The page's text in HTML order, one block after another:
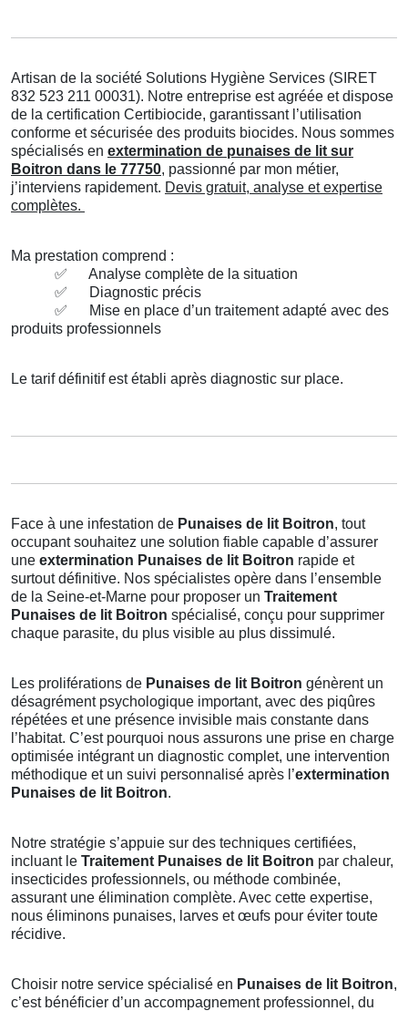
Artisan de la société Solutions Hygiène Services (SIRET
832 523 211 00031). Notre entreprise est agréée et dispose
de la certification Certibiocide, garantissant l’utilisation
conforme et sécurisée des produits biocides. Nous sommes
spécialisés en extermination de punaises de lit sur
Boitron dans le 77750, passionné par mon métier,
j’interviens rapidement. Devis gratuit, analyse et expertise
complètes.
Ma prestation comprend :
✅
Analyse complète de la situation
✅
Diagnostic précis
✅
Mise en place d’un traitement adapté avec des
produits professionnels
Le tarif définitif est établi après diagnostic sur place.
Face à une infestation de Punaises de lit Boitron, tout
occupant souhaitez une solution fiable capable d’assurer
une extermination Punaises de lit Boitron rapide et
surtout définitive. Nos spécialistes opère dans l’ensemble
de la Seine-et-Marne pour proposer un Traitement
Punaises de lit Boitron spécialisé, conçu pour supprimer
chaque parasite, du plus visible au plus dissimulé.
Les proliférations de Punaises de lit Boitron génèrent un
désagrément psychologique important, avec des piqûres
répétées et une présence invisible mais constante dans
l’habitat. C’est pourquoi nous assurons une prise en charge
optimisée intégrant un diagnostic complet, une intervention
méthodique et un suivi personnalisé après l’extermination
Punaises de lit Boitron.
Notre stratégie s’appuie sur des techniques certifiées,
incluant le Traitement Punaises de lit Boitron par chaleur,
insecticides professionnels, ou méthode combinée,
assurant une élimination complète. Avec cette expertise,
nous éliminons punaises, larves et œufs pour éviter toute
récidive.
Choisir notre service spécialisé en Punaises de lit Boitron,
c’est bénéficier d’un accompagnement professionnel, du